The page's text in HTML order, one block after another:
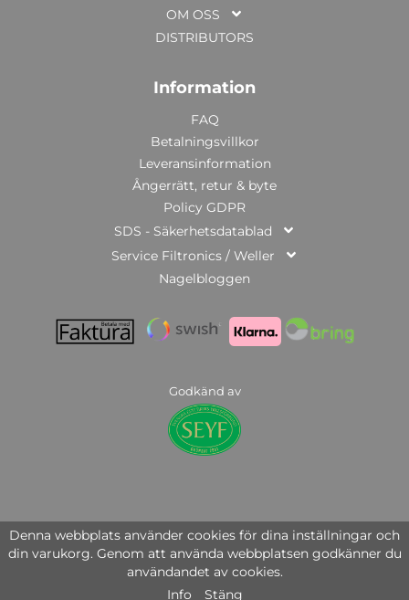
OM OSS
DISTRIBUTORS
Information
FAQ
Betalningsvillkor
Leveransinformation
Ångerrätt, retur & byte
Policy GDPR
SDS - Säkerhetsdatablad
Service Filtronics / Weller
Nagelbloggen
Godkänd av
© Copyright 2025 | Nail Systems of Sweden AB | org.nr: 559446-3951
Denna webbplats använder cookies för dina inställningar och
din varukorg. Genom att använda webbplatsen godkänner du
användandet av cookies.
Info
Stäng